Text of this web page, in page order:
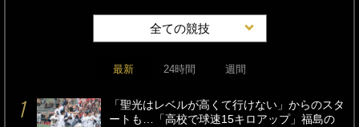
全ての競技
最新 24時間 週間
「聖光はレベルが高くて行けない」からのスタ
ートも…「高校で球速15キロアップ」福島の